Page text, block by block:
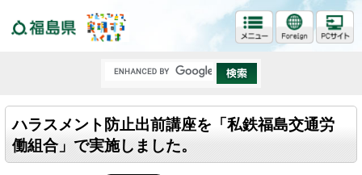
ハラスメント防止出前講座を「私鉄福島交通労
働組合」で実施しました。